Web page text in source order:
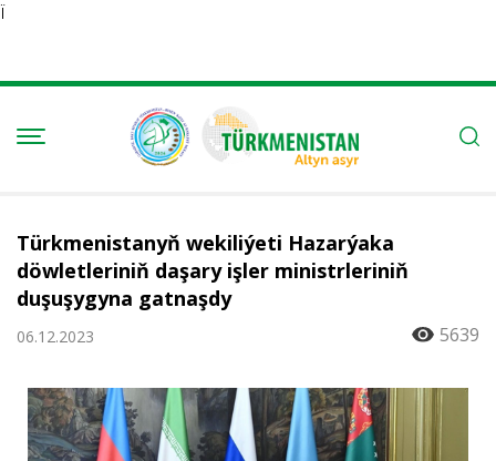
Ï
Türkmenistanyň wekiliýeti Hazarýaka
döwletleriniň daşary işler ministrleriniň
duşuşygyna gatnaşdy
06.12.2023 5639